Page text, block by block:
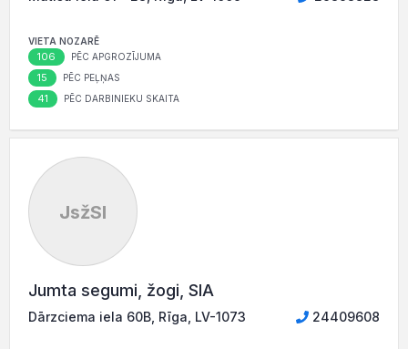
VIETA NOZARĒ
106 PĒC APGROZĪJUMA
15 PĒC PEĻŅAS
41 PĒC DARBINIEKU SKAITA
JsžSI
Jumta segumi, žogi, SIA
Dārzciema iela 60B, Rīga, LV-1073 24409608